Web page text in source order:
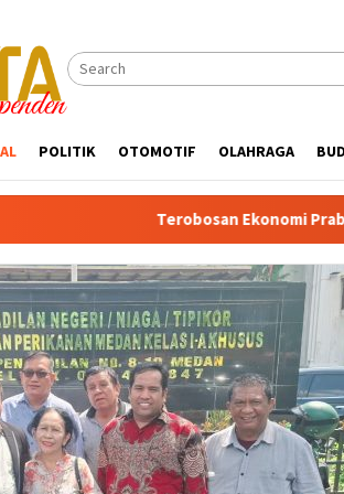
POLITIK OTOMOTIF OLAHRAGA
Terobosan Ekonomi Prabowo: Dari